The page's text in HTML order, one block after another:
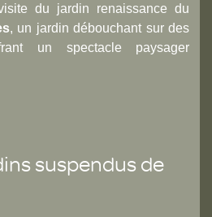
du jardin renaissance du
, un jardin débouchant sur des
un spectacle paysager
suspendus de